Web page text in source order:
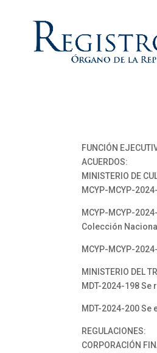
FUNCIÓN
ACUERDOS:
MINISTERIO DE
MCYP-MCYP-
MCYP-MCYP-
Colección Nacional
MCYP-MCYP-
MINISTERIO DEL
MDT-2024-198
MDT-2024-200
REGULACIONES:
CORPORACIÓN